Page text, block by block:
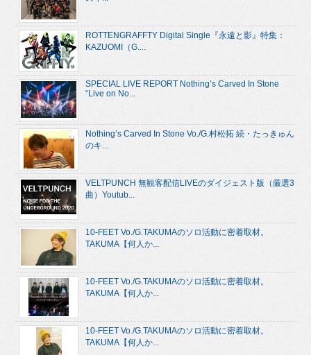
ROTTENGRAFFTY Digital Single『永遠と影』特集：
KAZUOMI（G....
SPECIAL LIVE REPORT Nothing’s Carved In Stone
“Live on No...
Nothing’s Carved In Stone Vo./G.村松拓 続・たっきゅん
のキ...
VELTPUNCH 無観客配信LIVEのダイジェスト版（厳選3
曲）Youtub...
10-FEET Vo./G.TAKUMAのソロ活動に密着取材。
TAKUMA【何人か...
10-FEET Vo./G.TAKUMAのソロ活動に密着取材。
TAKUMA【何人か...
10-FEET Vo./G.TAKUMAのソロ活動に密着取材。
TAKUMA【何人か...